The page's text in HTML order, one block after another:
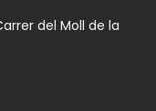
del Moll de la